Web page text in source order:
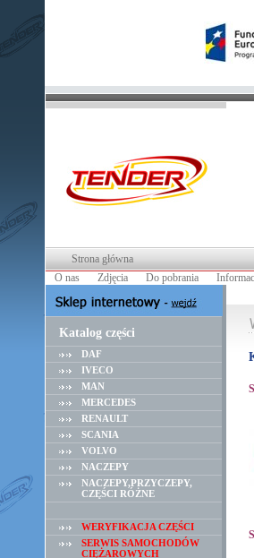
Strona główna
O nas
Zdjęcia Do pobrania
Katalog części
DAF
IVECO
MAN
MERCEDES
RENAULT
SCANIA
VOLVO
NACZEPY
NACZEPY,PRZYCZEPY,
CZĘŚCI RÓŻNE
WERYFIKACJA CZĘŚCI
SERWIS SAMOCHODÓW
CIĘŻAROWYCH